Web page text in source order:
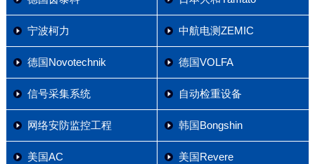
宁波柯力 中航电测ZEMIC
德国Novotechnik 德国VOLFA
信号采集系统 自动检重设备
网络安防监控工程 韩国Bongshin
美国AC 美国Revere